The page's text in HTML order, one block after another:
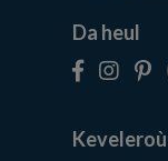
Da heul
Keveleroù